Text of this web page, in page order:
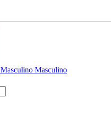
Masculino Masculino